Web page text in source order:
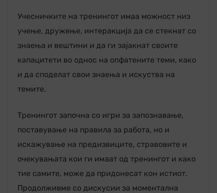
Учесничките на тренингот имаа можност низ
учење, дружење, интеракција да се стекнат со
знаења и вештини и да ги зајакнат своите
капацитети во однос на опфатените теми, како
и да споделат свои знаења и искуства на
темите.
Тренингот започна со игри за запознавање,
поставување на правила за работа, но и
искажување на предизвиците, стравовите и
очекувањата кои ги имаат од тренингот и како
тие самите, може да придонесат кон истиот.
Продолживме со дискусии за моментална